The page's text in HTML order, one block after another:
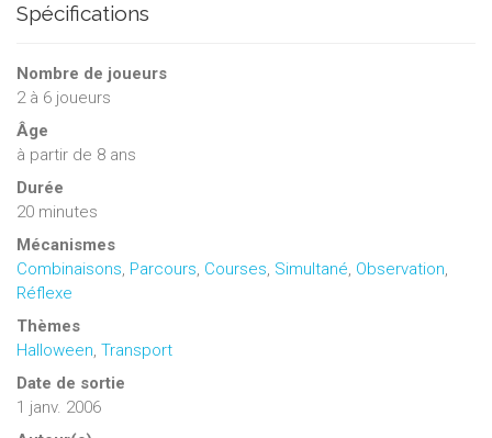
Spécifications
Nombre de joueurs
2à 6 joueurs
Âge
à partir de 8 ans
Durée
20 minutes
Mécanismes
Combinaisons, Parcours, Courses, Simultané, Observation,
Réflexe
Thèmes
Halloween, Transport
Date de sortie
1 janv. 2006